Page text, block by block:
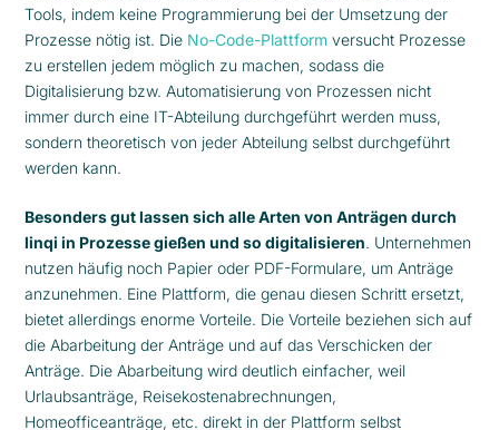
Tools, indem keine Programmierung bei der Umsetzung der
Prozesse nötig ist. Die No-Code-Plattform versucht Prozesse
zu erstellen jedem möglich zu machen, sodass die
Digitalisierung bzw. Automatisierung von Prozessen nicht
immer durch eine IT-Abteilung durchgeführt werden muss,
sondern theoretisch von jeder Abteilung selbst durchgeführt
werden kann.
Besonders gut lassen sich alle Arten von Anträgen durch
linqi in Prozesse gießen und so digitalisieren. Unternehmen
nutzen häufig noch Papier oder PDF-Formulare, um Anträge
anzunehmen. Eine Plattform, die genau diesen Schritt ersetzt,
bietet allerdings enorme Vorteile. Die Vorteile beziehen sich auf
die Abarbeitung der Anträge und auf das Verschicken der
Anträge. Die Abarbeitung wird deutlich einfacher, weil
Urlaubsanträge, Reisekostenabrechnungen,
Homeofficeanträge, etc. direkt in der Plattform selbst